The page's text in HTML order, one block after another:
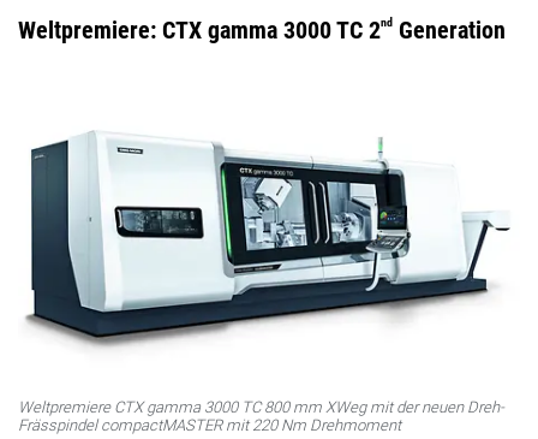
Weltpremiere: CTX gamma 3000 TC 2nd Generation
Weltpremiere CTX gamma 3000 TC 800 mm X­Weg mit der neuen Dreh­
Frässpindel compactMASTER mit 220 Nm Drehmoment